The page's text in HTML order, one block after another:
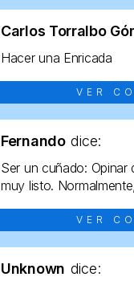
Carlos Torralbo
Hacer una Enricada
VER
Fernando dice:
Ser un cuñado:
muy listo.
VER
Unknown dice: